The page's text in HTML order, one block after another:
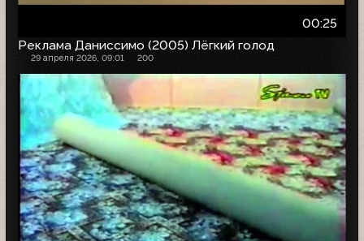
00:25
Реклама Даниссимо (2005) Лёгкий голод
29 апреля 2026, 09:01 200